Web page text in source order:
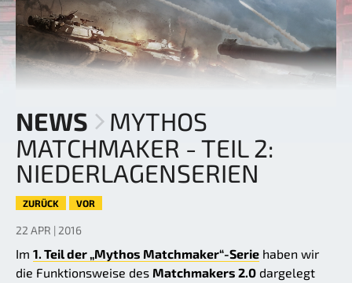
NEWS
MYTHOS
MATCHMAKER - TEIL 2:
NIEDERLAGENSERIEN
ZURÜCK VOR
22 APR | 2016
Im 1. Teil der „Mythos Matchmaker“-Serie haben wir
die Funktionsweise des Matchmakers 2.0 dargelegt